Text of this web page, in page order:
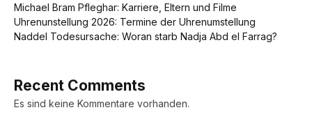
Michael Bram Pfleghar: Karriere, Eltern und Filme
Uhrenunstellung 2026: Termine der Uhrenumstellung
Naddel Todesursache: Woran starb Nadja Abd el Farrag?
Recent Comments
Es sind keine Kommentare vorhanden.